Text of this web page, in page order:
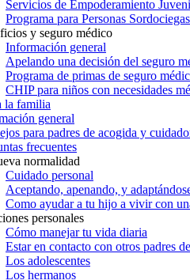
Servicios de Empoderamiento
Programa para Personas
y seguro médico
Información general
Apelando una decisión del seguro
Programa de primas de seguro
CHIP para niños con necesidades
la familia
general
para padres de acogida y
frecuentes
normalidad
Cuidado personal
Aceptando, apenando, y
Como ayudar a tu hijo a vivir con
personales
Cómo manejar tu vida diaria
Estar en contacto con otros padres
Los adolescentes
Los hermanos